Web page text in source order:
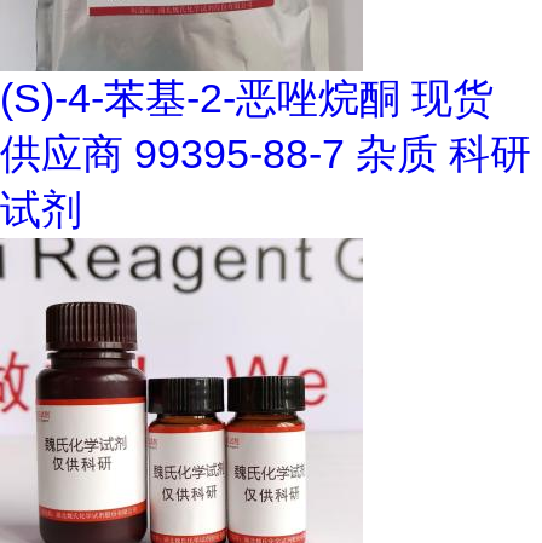
(S)-4-苯基-2-恶唑烷酮 现货
供应商 99395-88-7 杂质 科研
试剂